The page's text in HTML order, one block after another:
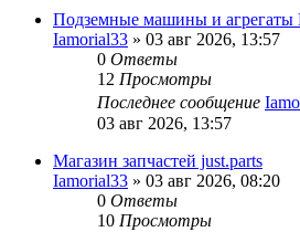
Подземные машины и агрегаты
Iamorial33 » 03 авг 2026, 13:57
0 Ответы
12 Просмотры
Последнее сообщение
03 авг 2026, 13:57
Магазин запчастей just.parts
Iamorial33 » 03 авг 2026, 08:20
0 Ответы
10 Просмотры